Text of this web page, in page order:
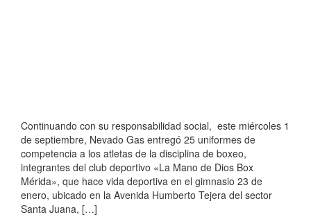
Continuando con su responsabilidad social, este miércoles 1
de septiembre, Nevado Gas entregó 25 uniformes de
competencia a los atletas de la disciplina de boxeo,
integrantes del club deportivo «La Mano de Dios Box
Mérida», que hace vida deportiva en el gimnasio 23 de
enero, ubicado en la Avenida Humberto Tejera del sector
Santa Juana, […]